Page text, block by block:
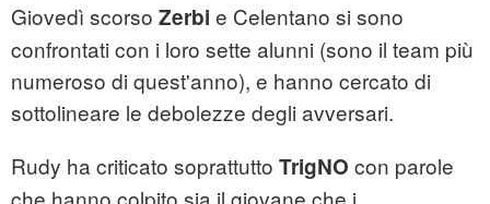
Giovedì scorso Zerbi e Celentano si sono
confrontati con i loro sette alunni (sono il team più
numeroso di quest'anno), e hanno cercato di
sottolineare le debolezze degli avversari.
Rudy ha criticato soprattutto TrigNO con parole